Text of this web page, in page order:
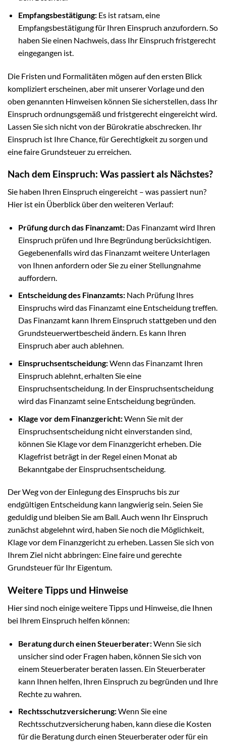
Empfangsbestätigung:Es ist ratsam, eine
Empfangsbestätigung für Ihren Einspruch anzufordern. So
haben Sie einen Nachweis, dass Ihr Einspruch fristgerecht
eingegangen ist.
Die Fristen und Formalitäten mögen auf den ersten Blick
kompliziert erscheinen, aber mit unserer Vorlage und den
oben genannten Hinweisen können Sie sicherstellen, dass Ihr
Einspruch ordnungsgemäß und fristgerecht eingereicht wird.
Lassen Sie sich nicht von der Bürokratie abschrecken. Ihr
Einspruch ist Ihre Chance, für Gerechtigkeit zu sorgen und
eine faire Grundsteuer zu erreichen.
Nach dem Einspruch: Was passiert als Nächstes?
Sie haben Ihren Einspruch eingereicht – was passiert nun?
Hier ist ein Überblick über den weiteren Verlauf:
Prüfung durch das Finanzamt:Das Finanzamt wird Ihren
Einspruch prüfen und Ihre Begründung berücksichtigen.
Gegebenenfalls wird das Finanzamt weitere Unterlagen
von Ihnen anfordern oder Sie zu einer Stellungnahme
auffordern.
Entscheidung des Finanzamts:Nach Prüfung Ihres
Einspruchs wird das Finanzamt eine Entscheidung treffen.
Das Finanzamt kann Ihrem Einspruch stattgeben und den
Grundsteuerwertbescheid ändern. Es kann Ihren
Einspruch aber auch ablehnen.
Einspruchsentscheidung:Wenn das Finanzamt Ihren
Einspruch ablehnt, erhalten Sie eine
Einspruchsentscheidung. In der Einspruchsentscheidung
wird das Finanzamt seine Entscheidung begründen.
Klage vor dem Finanzgericht:Wenn Sie mit der
Einspruchsentscheidung nicht einverstanden sind,
können Sie Klage vor dem Finanzgericht erheben. Die
Klagefrist beträgt in der Regel einen Monat ab
Bekanntgabe der Einspruchsentscheidung.
Der Weg von der Einlegung des Einspruchs bis zur
endgültigen Entscheidung kann langwierig sein. Seien Sie
geduldig und bleiben Sie am Ball. Auch wenn Ihr Einspruch
zunächst abgelehnt wird, haben Sie noch die Möglichkeit,
Klage vor dem Finanzgericht zu erheben. Lassen Sie sich von
Ihrem Ziel nicht abbringen: Eine faire und gerechte
Grundsteuer für Ihr Eigentum.
Weitere Tipps und Hinweise
Hier sind noch einige weitere Tipps und Hinweise, die Ihnen
bei Ihrem Einspruch helfen können:
Beratung durch einen Steuerberater:Wenn Sie sich
unsicher sind oder Fragen haben, können Sie sich von
einem Steuerberater beraten lassen. Ein Steuerberater
kann Ihnen helfen, Ihren Einspruch zu begründen und Ihre
Rechte zu wahren.
Rechtsschutzversicherung:Wenn Sie eine
Rechtsschutzversicherung haben, kann diese die Kosten
für die Beratung durch einen Steuerberater oder für ein